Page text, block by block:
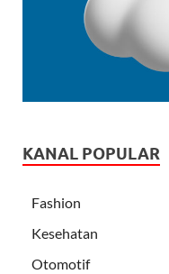
KANAL POPULAR
Fashion
Kesehatan
Otomotif